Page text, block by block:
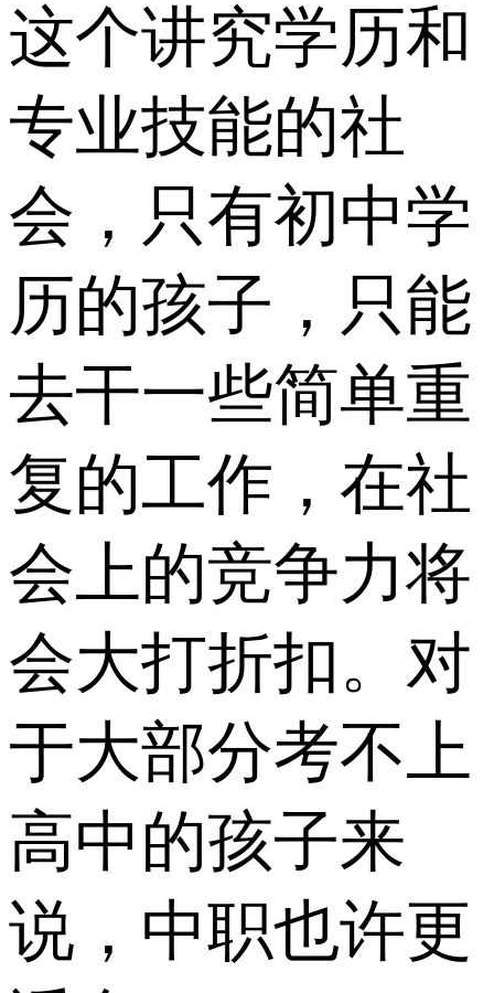
这个讲究学历和
专业技能的社
会，只有初中学
历的孩子，只能
去干一些简单重
复的工作，在社
会上的竞争力将
会大打折扣。对
于大部分考不上
高中的孩子来
说，中职也许更